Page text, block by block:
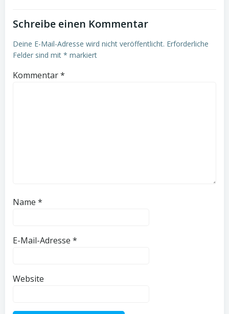
Schreibe einen Kommentar
Deine E-Mail-Adresse wird nicht veröffentlicht. Erforderliche
Felder sind mit * markiert
Kommentar*
Name *
E-Mail-Adresse *
Website